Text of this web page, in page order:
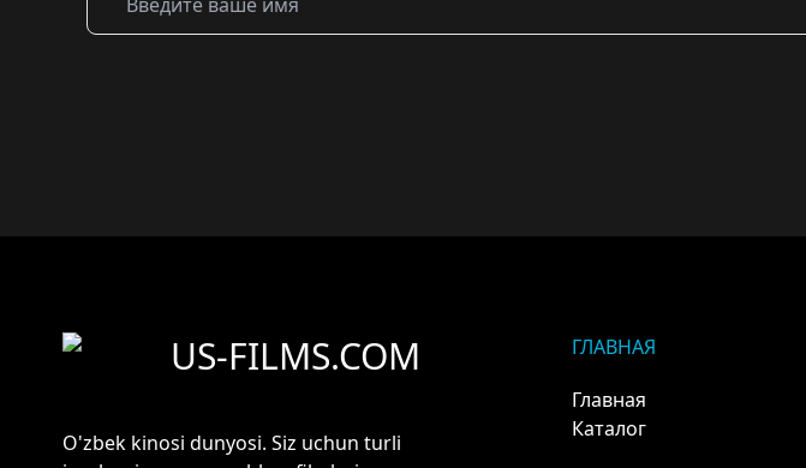
US-FILMS.COM
O'zbek kinosi dunyosi. Siz uchun turli
ГЛАВНАЯ
Главная
Каталог